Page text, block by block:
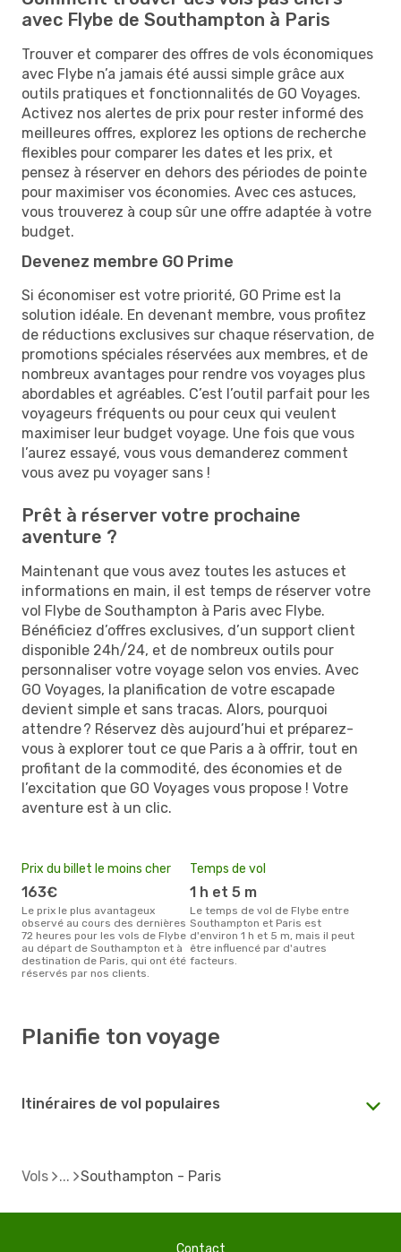
avec Flybe de Southampton à Paris
Trouver et comparer des offres de vols économiques
avec Flybe n’a jamais été aussi simple grâce aux
outils pratiques et fonctionnalités de GO Voyages.
Activez nos alertes de prix pour rester informé des
meilleures offres, explorez les options de recherche
flexibles pour comparer les dates et les prix, et
pensez à réserver en dehors des périodes de pointe
pour maximiser vos économies. Avec ces astuces,
vous trouverez à coup sûr une offre adaptée à votre
budget.
Devenez membre GO Prime
Si économiser est votre priorité, GO Prime est la
solution idéale. En devenant membre, vous profitez
de réductions exclusives sur chaque réservation, de
promotions spéciales réservées aux membres, et de
nombreux avantages pour rendre vos voyages plus
abordables et agréables. C’est l’outil parfait pour les
voyageurs fréquents ou pour ceux qui veulent
maximiser leur budget voyage. Une fois que vous
l’aurez essayé, vous vous demanderez comment
vous avez pu voyager sans !
Prêt à réserver votre prochaine
aventure ?
Maintenant que vous avez toutes les astuces et
informations en main, il est temps de réserver votre
vol Flybe de Southampton à Paris avec Flybe.
Bénéficiez d’offres exclusives, d’un support client
disponible 24h/24, et de nombreux outils pour
personnaliser votre voyage selon vos envies. Avec
GO Voyages, la planification de votre escapade
devient simple et sans tracas. Alors, pourquoi
attendre ? Réservez dès aujourd’hui et préparez-
vous à explorer tout ce que Paris a à offrir, tout en
profitant de la commodité, des économies et de
l’excitation que GO Voyages vous propose ! Votre
aventure est à un clic.
Prix du billet le moins cher
163€
Le prix le plus avantageux
observé au cours des dernières
72 heures pour les vols de Flybe
au départ de Southampton et à
destination de Paris, qui ont été
réservés par nos clients.
Temps de vol
1 h et 5 m
Le temps de vol de Flybe entre
Southampton et Paris est
d'environ 1 h et 5 m, mais il peut
être influencé par d'autres
facteurs.
Planifie ton voyage
Itinéraires de vol populaires
Vols Southampton - Paris
Contact